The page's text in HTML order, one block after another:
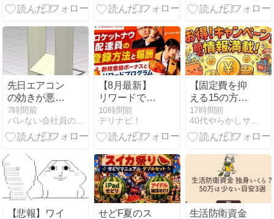
通勤時間の動
すぎて草ｗｗ
るエネルギー
究 #011
先日エアコン
の効きが悪い
と右往左往し
てた奴やが
7時間前
バレない会社員の副業ランキング
【8月最新】
リワードで追
加ボーナス６
万円超も！ロ
ケットナウの
【J9VMHJO5】
10時間前
デリナビ！
【固定費を抑
える15の方法
⑩】自炊をす
る——「おか
ず一品＋ご
17時間前
40代やらかしサラリーマンの節約・資産形成
【悲報】ワイ
せどF夏のス
生活防衛資金